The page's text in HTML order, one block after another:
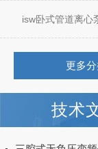
isw卧式管道离心
更多
技术